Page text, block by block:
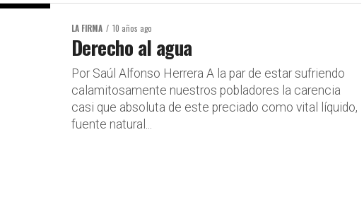
LA FIRMA 10 años ago
Derecho al agua
Por Saúl Alfonso Herrera A la par de estar sufriendo
calamitosamente nuestros pobladores la carencia
casi que absoluta de este preciado como vital líquido,
fuente natural...